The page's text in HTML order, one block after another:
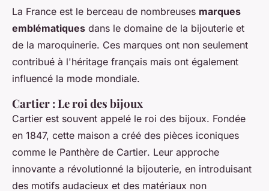
La France est le berceau de nombreuses marques
emblématiques dans le domaine de la bijouterie et
de la maroquinerie. Ces marques ont non seulement
contribué à l'héritage français mais ont également
influencé la mode mondiale.
Cartier : Le roi des bijoux
Cartier est souvent appelé le roi des bijoux. Fondée
en 1847, cette maison a créé des pièces iconiques
comme le Panthère de Cartier. Leur approche
innovante a révolutionné la bijouterie, en introduisant
des motifs audacieux et des matériaux non